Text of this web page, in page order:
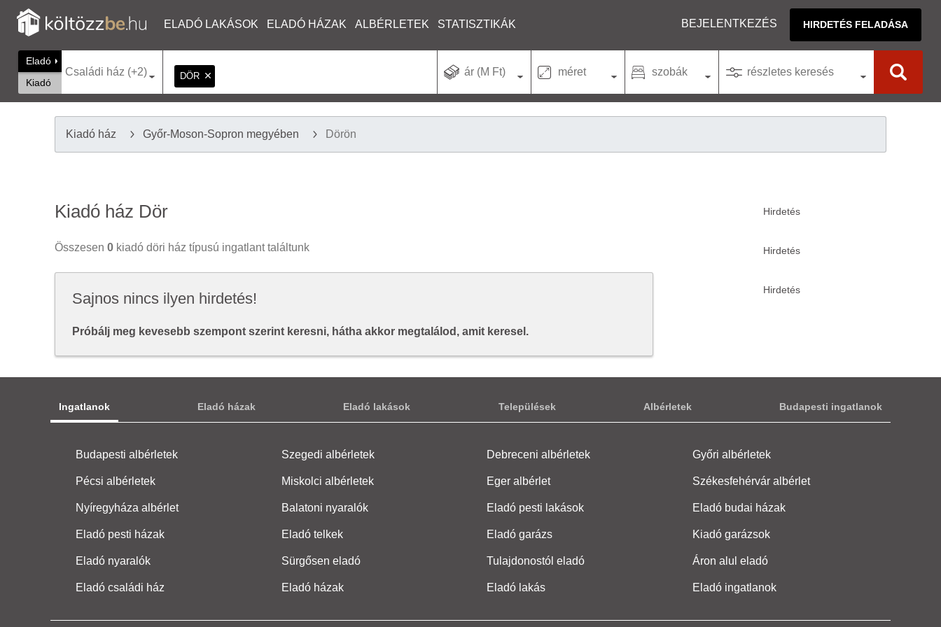
ELADÓ LAKÁSOK ELADÓ HÁZAK ALBÉRLETEK STATISZTIKÁK BEJELENTKEZÉS HIRDETÉS FELADÁSA
Eladó
Kiadó
Családi ház (+2) DÖR ár (M Ft) méret szobák részletes keresés
Kiadó ház Győr-Moson-Sopron megyében Dörön
Kiadó ház Dör
Összesen 0 kiadó döri ház típusú ingatlant találtunk
Sajnos nincs ilyen hirdetés!
Próbálj meg kevesebb szempont szerint keresni, hátha akkor megtalálod, amit keresel.
Ingatlanok Eladó házak Eladó lakások Települések Albérletek Budapesti ingatlanok
Budapesti albérletek Szegedi albérletek Debreceni albérletek Győri albérletek
Pécsi albérletek Miskolci albérletek Eger albérlet Székesfehérvár albérlet
Nyíregyháza albérlet Balatoni nyaralók Eladó pesti lakások Eladó budai házak
Eladó pesti házak Eladó telkek Eladó garázs Kiadó garázsok
Eladó nyaralók Sürgősen eladó Tulajdonostól eladó Áron alul eladó
Eladó családi ház Eladó házak Eladó lakás Eladó ingatlanok